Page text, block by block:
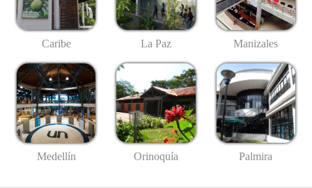
Caribe La Paz Manizales
Medellín Orinoquía Palmira